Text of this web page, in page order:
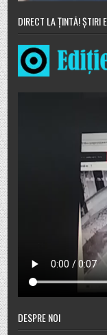
DIRECT LA ȚINTĂ! ȘTIRI
DESPRE NOI